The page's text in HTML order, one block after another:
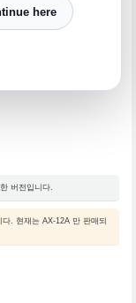
버전입니다.
. 현재는 AX-12A 만 판매되
here